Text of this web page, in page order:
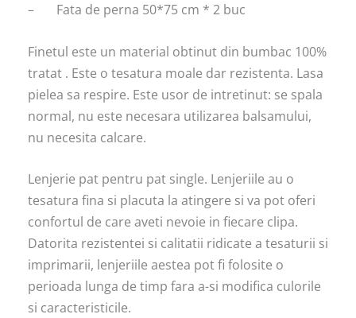
– Fata de perna 50*75 cm * 2 buc
Finetul este un material obtinut din bumbac 100%
tratat . Este o tesatura moale dar rezistenta. Lasa
pielea sa respire. Este usor de intretinut: se spala
normal, nu este necesara utilizarea balsamului,
nu necesita calcare.
Lenjerie pat pentru pat single. Lenjeriile au o
tesatura fina si placuta la atingere si va pot oferi
confortul de care aveti nevoie in fiecare clipa.
Datorita rezistentei si calitatii ridicate a tesaturii si
imprimarii, lenjeriile aestea pot fi folosite o
perioada lunga de timp fara a-si modifica culorile
si caracteristicile.